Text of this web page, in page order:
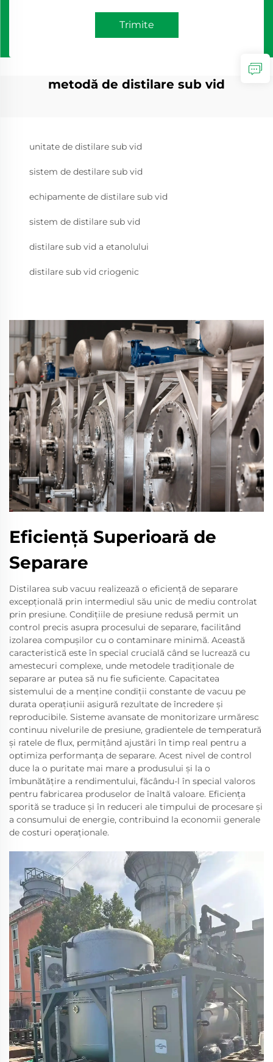
Trimite
metodă de distilare sub vid
unitate de distilare sub vid
sistem de destilare sub vid
echipamente de distilare sub vid
sistem de distilare sub vid
distilare sub vid a etanolului
distilare sub vid criogenic
Eficiență Superioară de
Separare
Distilarea sub vacuu realizează o eficiență de separare
excepțională prin intermediul său unic de mediu controlat
prin presiune. Condițiile de presiune redusă permit un
control precis asupra procesului de separare, facilitând
izolarea compușilor cu o contaminare minimă. Această
caracteristică este în special crucială când se lucrează cu
amestecuri complexe, unde metodele tradiționale de
separare ar putea să nu fie suficiente. Capacitatea
sistemului de a menține condiții constante de vacuu pe
durata operațiunii asigură rezultate de încredere și
reproducibile. Sisteme avansate de monitorizare urmăresc
continuu nivelurile de presiune, gradientele de temperatură
și ratele de flux, permițând ajustări în timp real pentru a
optimiza performanța de separare. Acest nivel de control
duce la o puritate mai mare a produsului și la o
îmbunătățire a rendimentului, făcându-l în special valoros
pentru fabricarea produselor de înaltă valoare. Eficiența
sporită se traduce și în reduceri ale timpului de procesare și
a consumului de energie, contribuind la economii generale
de costuri operaționale.